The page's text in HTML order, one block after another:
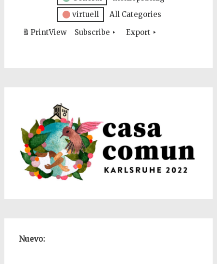
virtuell
All Categories
PrintView Subscribe Export
Nuevo: